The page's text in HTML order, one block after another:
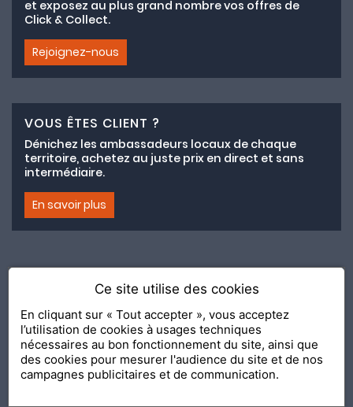
et exposez au plus grand nombre vos offres de
Click & Collect.
Rejoignez-nous
VOUS ÊTES CLIENT ?
Dénichez les ambassadeurs locaux de chaque
territoire, achetez au juste prix en direct et sans
intermédiaire.
En savoir plus
Adhésion au collectif lemeilleurchezvous.com
Nous contacter Nos Ambassadeurs Présentation
2020 Le Meilleur Chez Vous, édité parAPI & YOU| Agence
conseil & communication Editeur de la solution Console
Shop and Go
Ce site utilise des cookies
En cliquant sur « Tout accepter », vous acceptez
l’utilisation de cookies à usages techniques
nécessaires au bon fonctionnement du site, ainsi que
des cookies pour mesurer l'audience du site et de nos
campagnes publicitaires et de communication.